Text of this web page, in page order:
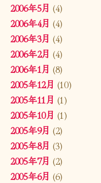
2006年5月 (4)
2006年4月 (4)
2006年3月 (4)
2006年2月 (4)
2006年1月 (8)
2005年12月 (10)
2005年11月 (1)
2005年10月 (1)
2005年9月 (2)
2005年8月 (3)
2005年7月 (2)
2005年6月 (6)